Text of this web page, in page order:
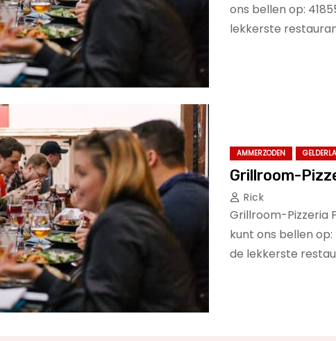
ons bellen op:
lekkerste
AMMERZODEN
Grillroom-
Rick
Grillroom-Pizzeria
kunt ons bellen op:
de lekkerste